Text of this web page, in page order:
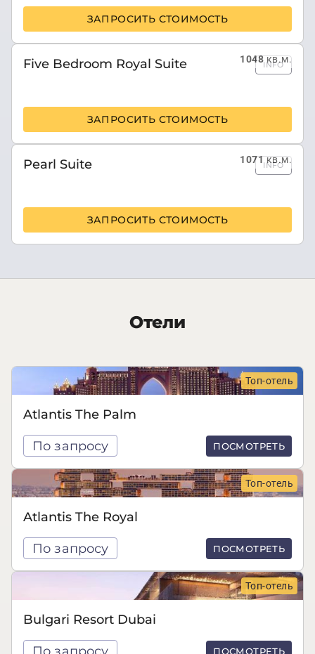
ЗАПРОСИТЬ СТОИМОСТЬ
1048кв.м.
Five Bedroom Royal Suite INFO
ЗАПРОСИТЬ СТОИМОСТЬ
1071кв.м.
Pearl Suite INFO
ЗАПРОСИТЬ СТОИМОСТЬ
Отели
Топ-отель
Atlantis The Palm
По запросу ПОСМОТРЕТЬ
Топ-отель
Atlantis The Royal
По запросу ПОСМОТРЕТЬ
Топ-отель
Bulgari Resort Dubai
По запросу ПОСМОТРЕТЬ